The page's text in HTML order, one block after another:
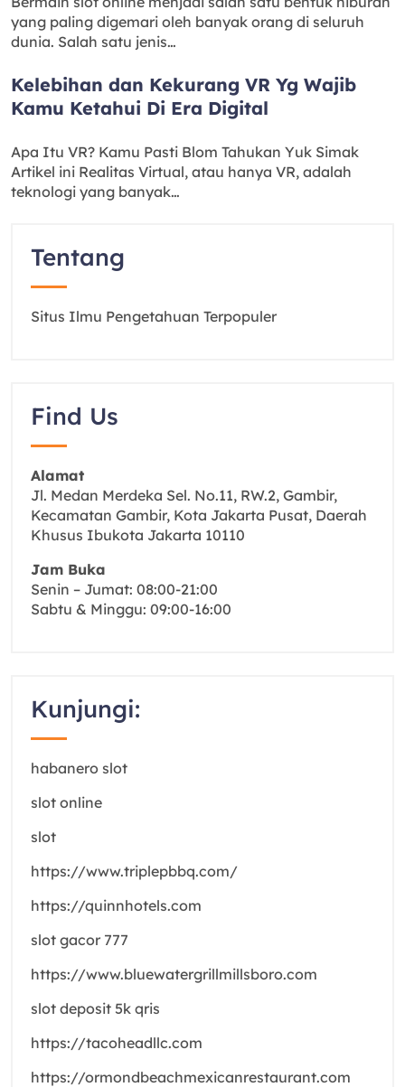
yang paling digemari oleh banyak orang di seluruh
dunia. Salah satu jenis…
Kelebihan dan Kekurang VR Yg Wajib
Kamu Ketahui Di Era Digital
Apa Itu VR? Kamu Pasti Blom Tahukan Yuk Simak
Artikel ini Realitas Virtual, atau hanya VR, adalah
teknologi yang banyak…
Tentang
Situs Ilmu Pengetahuan Terpopuler
Find Us
Alamat
Jl. Medan Merdeka Sel. No.11, RW.2, Gambir,
Kecamatan Gambir, Kota Jakarta Pusat, Daerah
Khusus Ibukota Jakarta 10110
Jam Buka
Senin – Jumat: 08:00-21:00
Sabtu & Minggu: 09:00-16:00
Kunjungi:
habanero slot
slot online
slot
https://www.triplepbbq.com/
https://quinnhotels.com
slot gacor 777
https://www.bluewatergrillmillsboro.com
slot deposit 5k qris
https://tacoheadllc.com
https://ormondbeachmexicanrestaurant.com